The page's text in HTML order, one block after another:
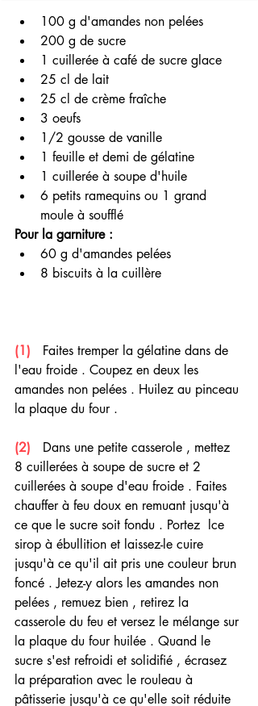
100 g d'amandes non pelées
200 g de sucre
1 cuillerée à café de sucre glace
25 cl de lait
25 cl de crème fraîche
3 oeufs
1/2 gousse de vanille
1 feuille et demi de gélatine
1 cuillerée à soupe d'huile
6 petits ramequins ou 1 grand
moule à soufflé
Pour la garniture :
60 g d'amandes pelées
8 biscuits à la cuillère
(1)
Faites tremper la gélatine dans de
l'eau froide . Coupez en deux les
amandes non pelées . Huilez au pinceau
la plaque du four .
(2)
  Dans une petite casserole , mettez
8 cuillerées à soupe de sucre et 2
cuillerées à soupe d'eau froide . Faites
chauffer à feu doux en remuant jusqu'à
ce que le sucre soit fondu . Portez  lce
sirop à ébullition et laissez-le cuire
jusqu'à ce qu'il ait pris une couleur brun
foncé . Jetez-y alors les amandes non
pelées , remuez bien , retirez la
casserole du feu et versez le mélange sur
la plaque du four huilée . Quand le
sucre s'est refroidi et solidifié , écrasez
la préparation avec le rouleau à
pâtisserie jusqu'à ce qu'elle soit réduite